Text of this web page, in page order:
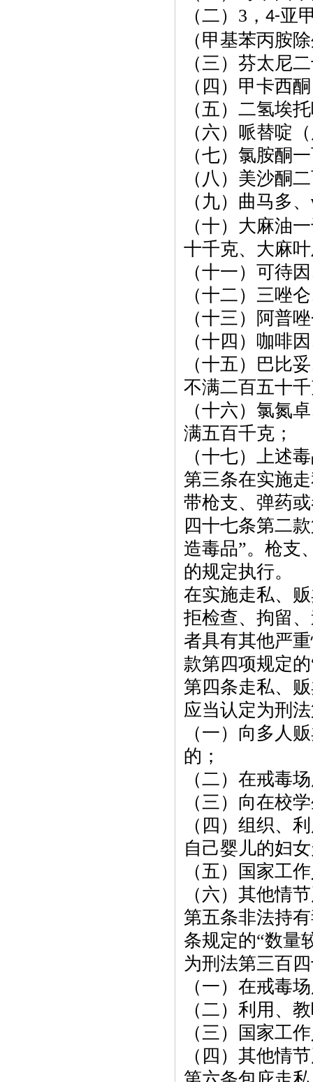
（二） 3 ，4-亚
（甲基苯丙胺
（三）芬太尼
（四）甲卡西
（五）二氢埃
（六）哌替啶
（七）氯胺酮
（八）美沙酮
（九）曲马多、
（十）大麻油
十千克、大麻
（十一）可待
（十二）三唑
（十三）阿普
（十四）咖啡
（十五）巴比
不满二百五十
（十六）氯氮
满五百千克；
（十七）上述
第三条在实施
带枪支、弹药
四十七条第二
造毒品”。枪支
的规定执行。
在实施走私、
拒检查、拘留
者具有其他严
款第四项规定的
第四条走私、
应当认定为刑
（一）向多人
的；
（二）在戒毒
（三）向在校
（四）组织、
自己婴儿的妇
（五）国家工
（六）其他情
第五条非法持
条规定的“数量
为刑法第三百
（一）在戒毒
（二）利用、
（三）国家工
（四）其他情